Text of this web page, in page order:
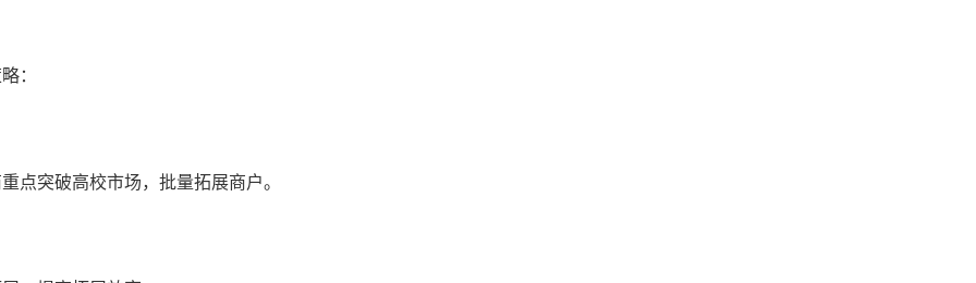
：
点突破高校市场，批量拓展商户。